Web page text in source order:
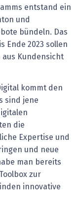
entstand ein
und
bündeln. Das
Ende 2023 sollen
Kundensicht
kommt den
sind jene
die
Expertise und
und neue
man bereits
zur
innovative